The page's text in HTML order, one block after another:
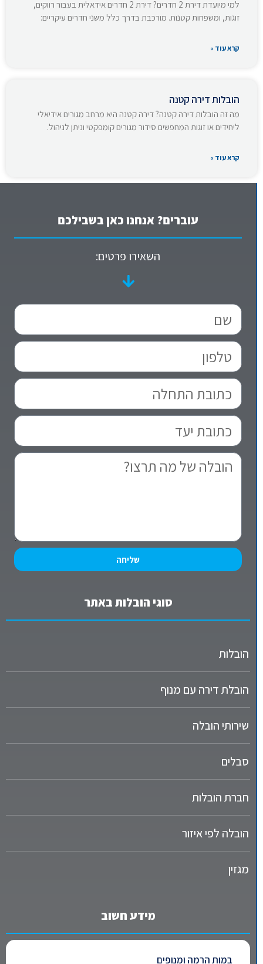
למי מיועדת דירת 2 חדרים? דירת 2 חדרים אידאלית בעבור רווקים,
זוגות, ומשפחות קטנות. מורכבת בדרך כלל משני חדרים עיקריים:
קרא עוד »
הובלות דירה קטנה
מה זה הובלות דירה קטנה? דירה קטנה היא מרחב מגורים אידיאלי
ליחידים או זוגות המחפשים סידור מגורים קומפקטי וניתן לניהול.
קרא עוד »
עוברים? אנחנו כאן בשבילכם
השאירו פרטים:
שליחה
סוגי הובלות באתר
הובלות
הובלת דירה עם מנוף
שירותי הובלה
סבלים
חברת הובלות
הובלה לפי איזור
מגזין
מידע חשוב
במות הרמה ומנופים